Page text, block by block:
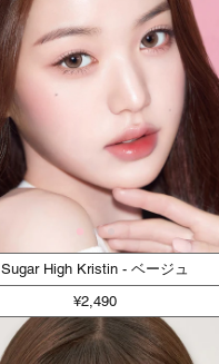
Sugar High Kristin - ベージュ
¥2,490